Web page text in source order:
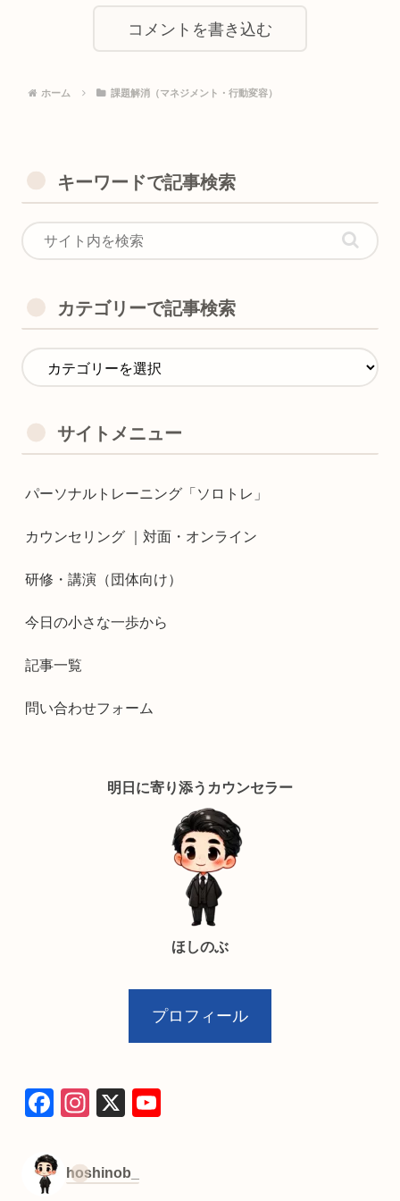
コメントを書き込む
ホーム 課題解消（マネジメント・行動変容）
キーワードで記事検索
カテゴリーで記事検索
サイトメニュー
パーソナルトレーニング「ソロトレ」
カウンセリング ｜対面・オンライン
研修・講演（団体向け）
今日の小さな一歩から
記事一覧
問い合わせフォーム
明日に寄り添うカウンセラー
ほしのぶ
プロフィール
F
c
e
In
a
gr
X
hoshinob_